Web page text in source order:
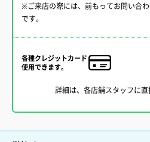
※ご来店の際には、前もってお問い合
です。
各種クレジットカード
使用できます。
詳細は、各店舗スタッフに直